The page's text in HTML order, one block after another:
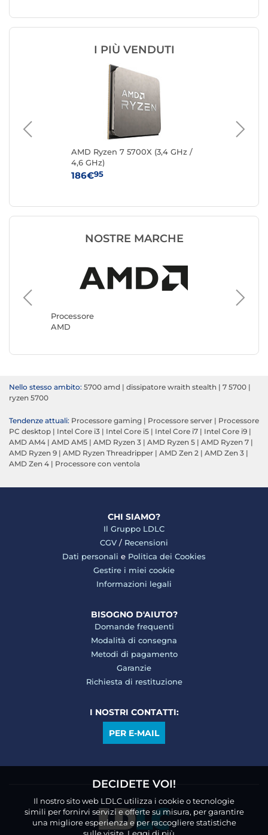
I PIÙ VENDUTI
AMD Ryzen 7 5700X (3,4 GHz /
4,6 GHz)
186€95
NOSTRE MARCHE
Processore
AMD
Intel
Nello stesso ambito: 5700 amd | dissipatore wraith stealth | 7 5700 |
ryzen 5700
Tendenze attuali: Processore gaming | Processore server | Processore
PC desktop | Intel Core i3 | Intel Core i5 | Intel Core i7 | Intel Core i9 |
AMD AM4 | AMD AM5 | AMD Ryzen 3 | AMD Ryzen 5 | AMD Ryzen 7 |
AMD Ryzen 9 | AMD Ryzen Threadripper | AMD Zen 2 | AMD Zen 3 |
AMD Zen 4 | Processore con ventola
CHI SIAMO?
Il Gruppo LDLC
CGV / Recensioni
Dati personali e Politica dei Cookies
Gestire i miei cookie
Informazioni legali
BISOGNO D'AIUTO?
Domande frequenti
Modalità di consegna
Metodi di pagamento
Garanzie
Richiesta di restituzione
I NOSTRI CONTATTI:
PER E-MAIL
DECIDETE VOI!
Il nostro sito web LDLC utilizza i cookie o tecnologie
simili per fornirvi servizi e offerte su misura, per garantire
una migliore esperienza e per raccogliere statistiche